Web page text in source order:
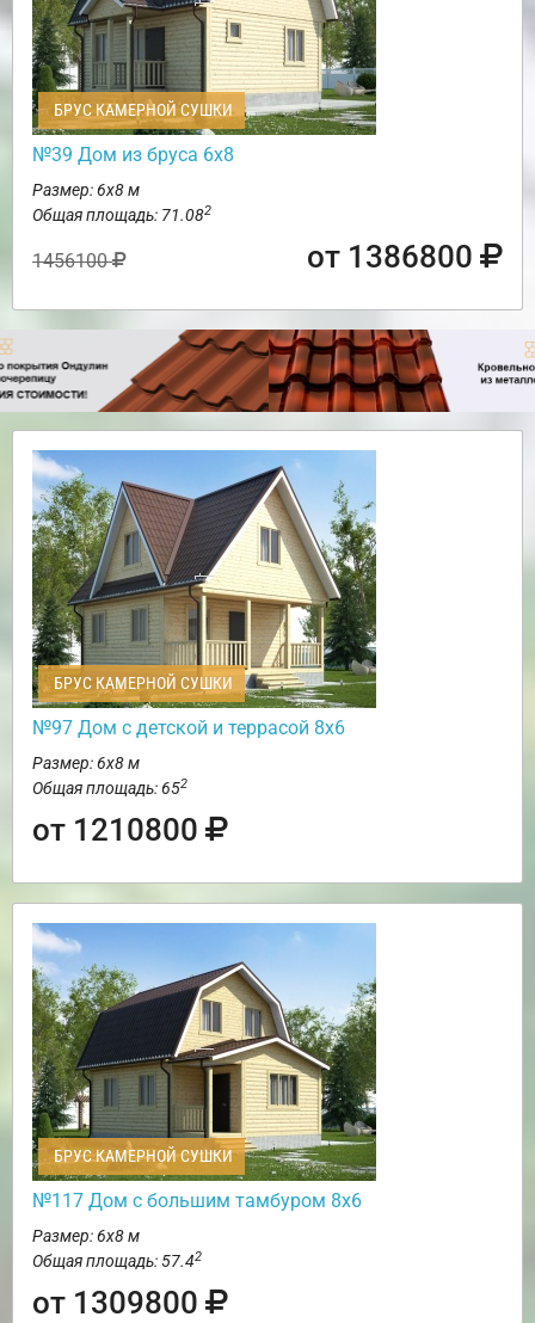
БРУС КАМЕРНОЙ СУШКИ
№39 Дом из бруса 6х8
Размер: 6х8 м
Общая площадь: 71.082
1456100 от 1386800
БРУС КАМЕРНОЙ СУШКИ
№97 Дом с детской и террасой 8х6
Размер: 6х8 м
Общая площадь: 652
от 1210800
БРУС КАМЕРНОЙ СУШКИ
№117 Дом с большим тамбуром 8х6
Размер: 6х8 м
Общая площадь: 57.42
от 1309800